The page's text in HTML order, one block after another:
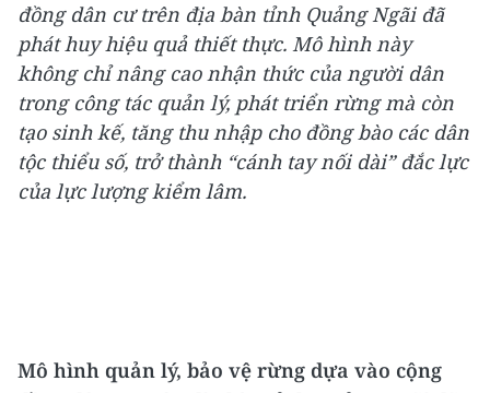
đồng dân cư trên địa bàn tỉnh Quảng Ngãi đã
phát huy hiệu quả thiết thực. Mô hình này
không chỉ nâng cao nhận thức của người dân
trong công tác quản lý, phát triển rừng mà còn
tạo sinh kế, tăng thu nhập cho đồng bào các dân
tộc thiểu số, trở thành “cánh tay nối dài” đắc lực
của lực lượng kiểm lâm.
Mô hình quản lý, bảo vệ rừng dựa vào cộng